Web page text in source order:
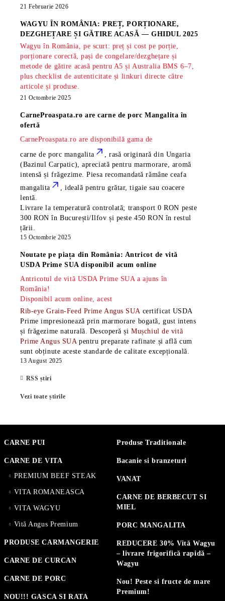
21 Februarie 2026
WAGYU ÎN ROMÂNIA: PREȚ, PORȚIONARE,
DEZGHEȚARE ȘI GĂTIRE ACASĂ — GHIDUL 2025
Wagyu în România, pe scurt: preț și cost pe porție,
porționare corectă, pași de congelare/dezghețare și
metode de gătire acasă pentru A5 și Australia BMS 6–7,
plus checklist de autenticitate și linkuri directe către
articole și produse.
21 Octombrie 2025
CarneProaspata.ro arecarne de porc Mangalita în
ofertă
CarneProaspata.ro are disponibilă gama de
carne de porc mangalita
, rasă originară din Ungaria
(Bazinul Carpatic), apreciată pentru marmorare, aromă
intensă și frăgezime. Piesa recomandată rămâneceafa
mangalita
, ideală pentru grătar, tigaie sau coacere
lentă.
Livrare la temperatură controlată; transport 0 RON peste
300 RON în București/Ilfov și peste 450 RON în restul
țării.
15 Octombrie 2025
Noutate pe piața din România: Antricot de vită
USDA Prime SUA disponibil acum online
Antricotul de vită USDA Prime SUA a ajuns în
România!
Disponibil acum online, acest
Rib-eye Grain-Feed Prime Angus SUA certificat USDA
Prime impresionează prin marmorare bogată, gust intens
și frăgezime naturală. Descoperă șiMușchiul de vită
Prime Angus SUA pentru preparate rafinate și află cum
sunt obținute aceste standarde de calitate excepțională.
13 August 2025
RSS știri
Vezi toate știrile
CARNE PUI
CARNE DE VITA
PREMIUM BEEF STEAK
VITA ROMANEASCA
VITA WAGYU
Vită Angus Premium
PRODUSE CARMANGERIE
CARNE DE CURCAN
CARNE DE PORC
NOU!!! GASCA SI RATA
Produse Traditionale
Bacanie si branzeturi
VANAT
CARNE DE BERBECUT SI
MIEL
PORC MANGALITA
REDUCERE 30% Vită Wagyu
– livrare frigorifică rapidă –
Wagyu
Nou! Peste si fructe de mare
Premium!